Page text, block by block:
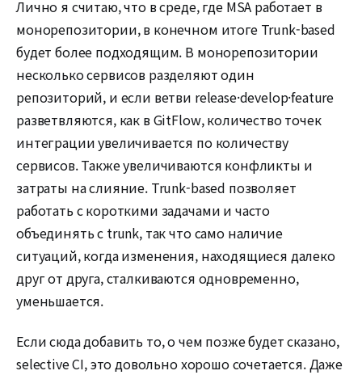
Лично я считаю, что в среде, где MSA работает в
монорепозитории, в конечном итоге Trunk-based
будет более подходящим. В монорепозитории
несколько сервисов разделяют один
репозиторий, и если ветви release·develop·feature
разветвляются, как в GitFlow, количество точек
интеграции увеличивается по количеству
сервисов. Также увеличиваются конфликты и
затраты на слияние. Trunk-based позволяет
работать с короткими задачами и часто
объединять с trunk, так что само наличие
ситуаций, когда изменения, находящиеся далеко
друг от друга, сталкиваются одновременно,
уменьшается.
Если сюда добавить то, о чем позже будет сказано,
selective CI, это довольно хорошо сочетается. Даже